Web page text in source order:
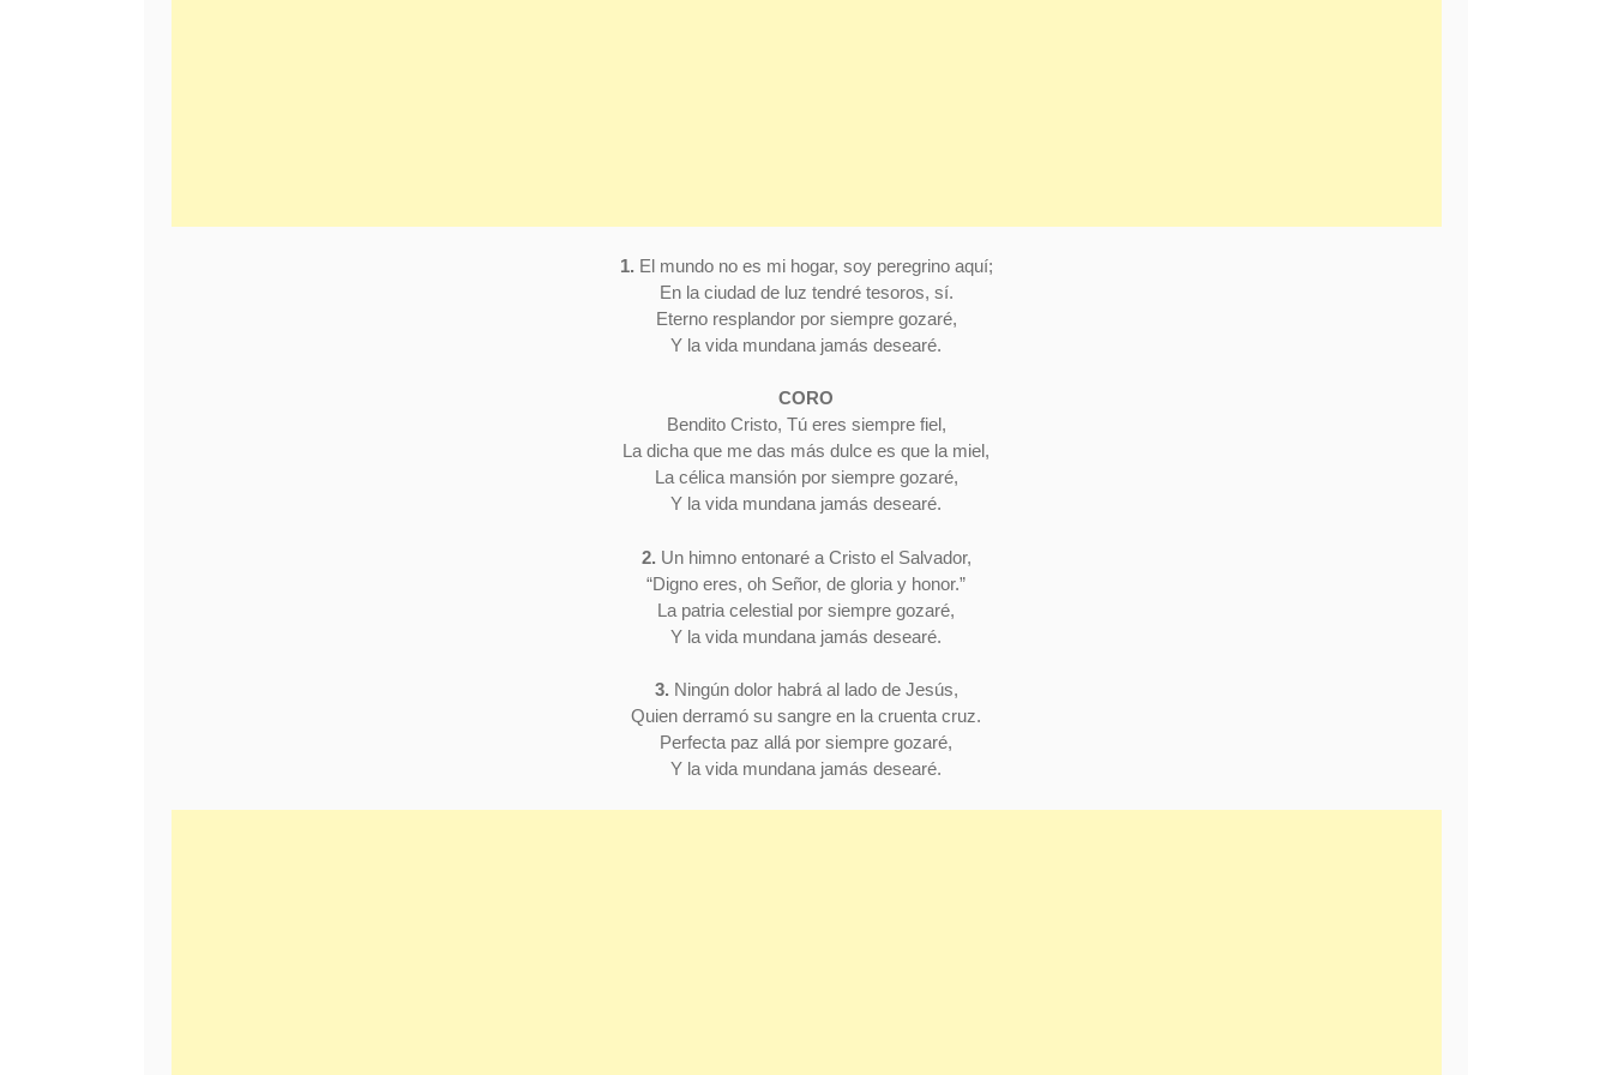
1. El mundo no es mi hogar, soy peregrino aquí;
En la ciudad de luz tendré tesoros, sí.
Eterno resplandor por siempre gozaré,
Y la vida mundana jamás desearé.
CORO
Bendito Cristo, Tú eres siempre fiel,
La dicha que me das más dulce es que la miel,
La célica mansión por siempre gozaré,
Y la vida mundana jamás desearé.
2. Un himno entonaré a Cristo el Salvador,
“Digno eres, oh Señor, de gloria y honor.”
La patria celestial por siempre gozaré,
Y la vida mundana jamás desearé.
3. Ningún dolor habrá al lado de Jesús,
Quien derramó su sangre en la cruenta cruz.
Perfecta paz allá por siempre gozaré,
Y la vida mundana jamás desearé.